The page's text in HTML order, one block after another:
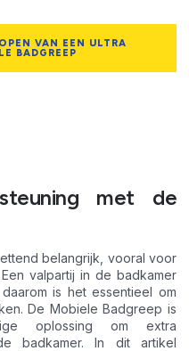
VAN EEN ULTRA
BADGREEP
met de
belangrijk, vooral voor
valpartij in de badkamer
is het essentieel om
De Mobiele Badgreep is
oplossing om extra
badkamer. In dit artikel